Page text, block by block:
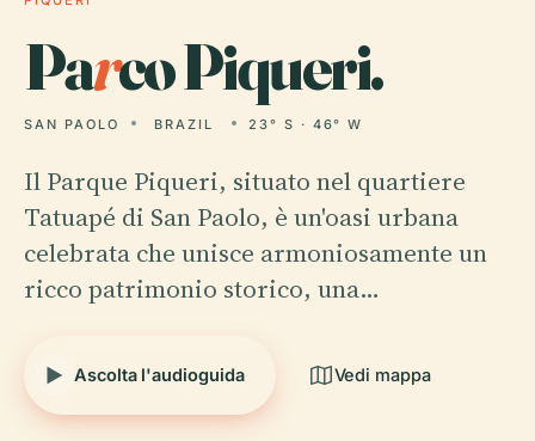
Parco Piqueri.
Tatuapé di San Paolo, è un'oasi urbana
celebrata che unisce armoniosamente un
ricco patrimonio storico, una…